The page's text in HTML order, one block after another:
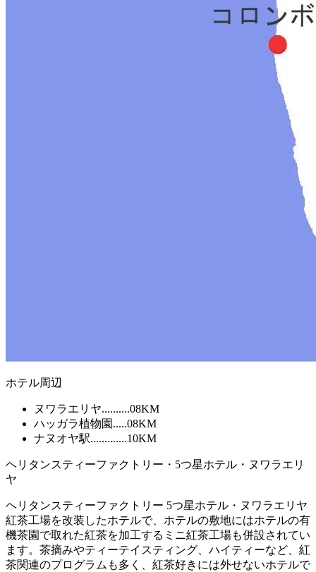
ホテル周辺
ヌワラエリヤ..........08KM
ハッガラ植物園.....08KM
ナヌオヤ駅.............10KM
ヘリタンスティーファクトリー・5つ星ホテル・ヌワラエリ
ヤ
ヘリタンスティーファクトリー 5つ星ホテル・ヌワラエリヤ
紅茶工場を改装したホテルで、ホテルの敷地にはホテルの有
機茶園で取れた紅茶を加工するミニ紅茶工場も併設されてい
ます。茶摘みやティーテイスティング、ハイティーなど、紅
茶関連のプログラムも多く、紅茶好きには外せないホテルで